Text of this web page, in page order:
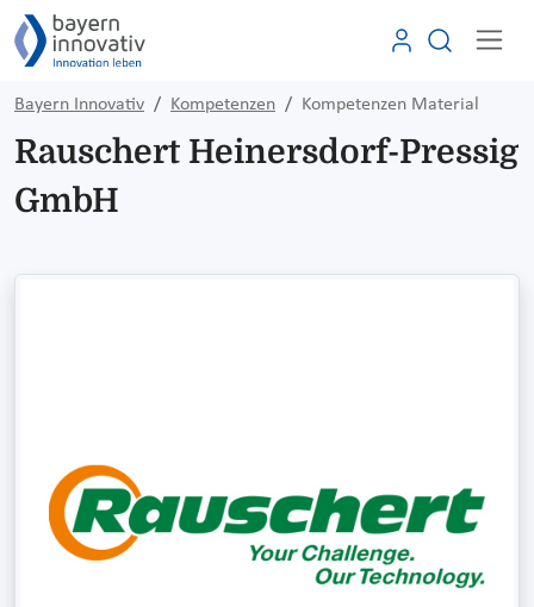
Bayern Innovativ Kompetenzen Kompetenzen Material
Rauschert Heinersdorf-Pressig
GmbH